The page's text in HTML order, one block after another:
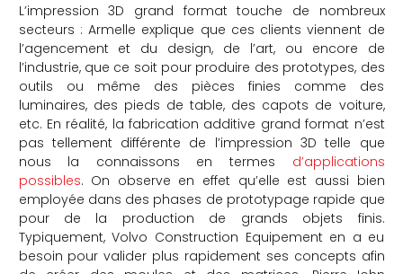
L’impression 3D grand format touche de nombreux
secteurs : Armelle explique que ces clients viennent de
l’agencement et du design, de l’art, ou encore de
l’industrie, que ce soit pour produire des prototypes, des
outils ou même des pièces finies comme des
luminaires, des pieds de table, des capots de voiture,
etc. En réalité, la fabrication additive grand format n’est
pas tellement différente de l’impression 3D telle que
nous la connaissons en termes d’applications
possibles. On observe en effet qu’elle est aussi bien
employée dans des phases de prototypage rapide que
pour de la production de grands objets finis.
Typiquement, Volvo Construction Equipement en a eu
besoin pour valider plus rapidement ses concepts afin